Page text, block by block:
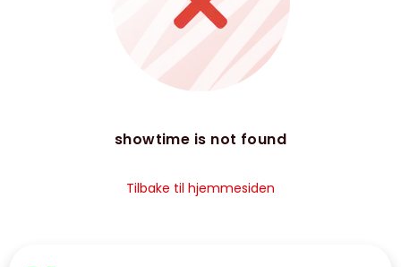
showtime is not found
Tilbake til hjemmesiden